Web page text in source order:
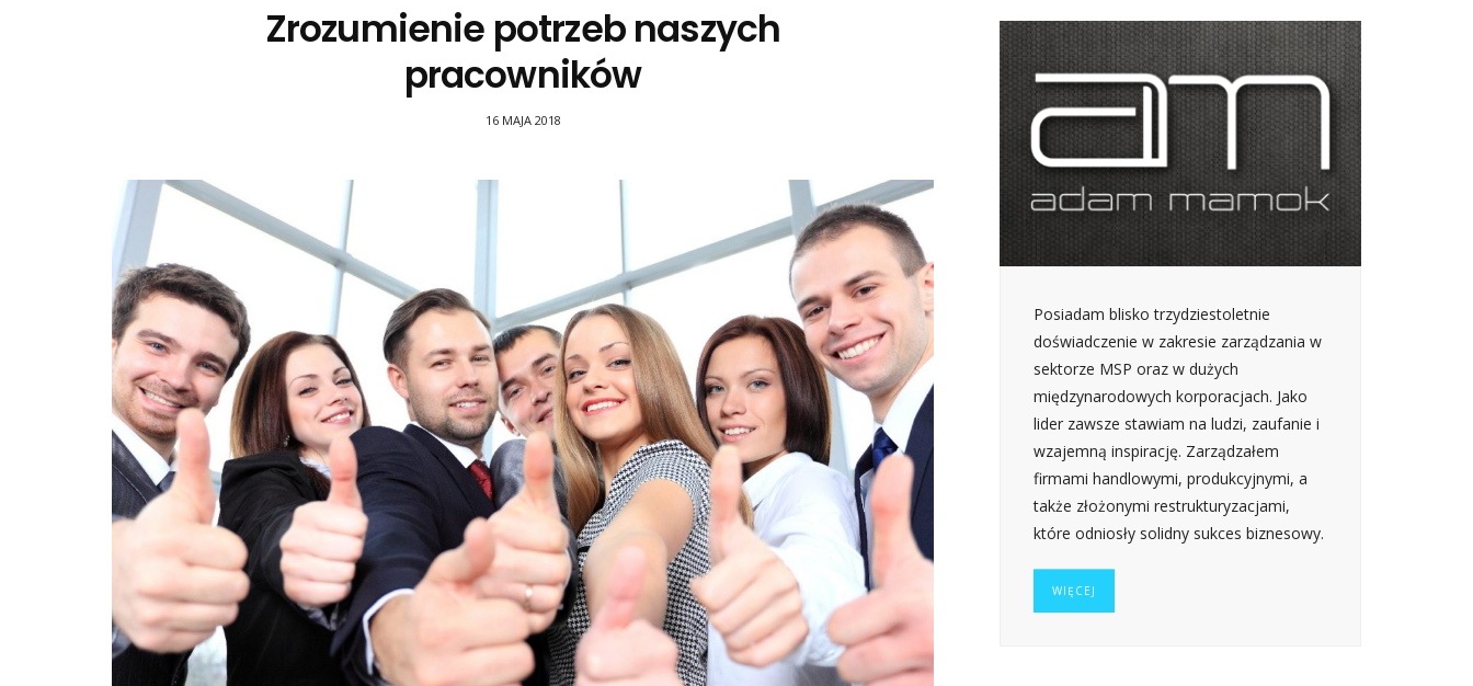
Zrozumienie potrzeb naszych
pracowników
16 MAJA 2018
Posiadam blisko trzydziestoletnie
doświadczenie w zakresie zarządzania w
sektorze MSP oraz w dużych
międzynarodowych korporacjach. Jako
lider zawsze stawiam na ludzi, zaufanie i
wzajemną inspirację. Zarządzałem
firmami handlowymi, produkcyjnymi, a
także złożonymi restrukturyzacjami,
które odniosły solidny sukces biznesowy.
WIĘCEJ